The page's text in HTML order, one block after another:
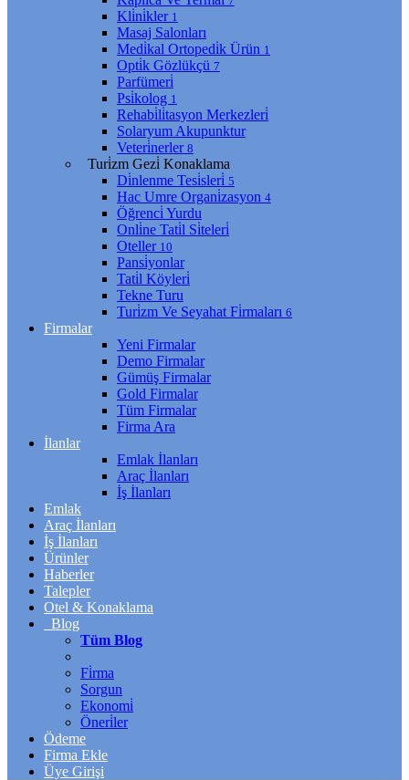
Kli̇ni̇kler 1
Masaj Salonları
Medi̇kal Ortopedi̇k Ürün 1
Opti̇k Gözlükçü 7
Parfümeri̇
Psi̇kolog 1
Rehabi̇li̇tasyon Merkezleri̇
Solaryum Akupunktur
Veteri̇nerler 8
Turi̇zm Gezi̇ Konaklama
Di̇nlenme Tesi̇sleri̇ 5
Hac Umre Organi̇zasyon 4
Öğrenci̇ Yurdu
Onli̇ne Tati̇l Si̇teleri̇
Oteller 10
Pansi̇yonlar
Tati̇l Köyleri̇
Tekne Turu
Turi̇zm Ve Seyahat Fi̇rmaları 6
Firmalar
Yeni Firmalar
Demo Firmalar
Gümüş Firmalar
Gold Firmalar
Tüm Firmalar
Firma Ara
İlanlar
Emlak İlanları
Araç İlanları
İş İlanları
Emlak
Araç İlanları
İş İlanları
Ürünler
Haberler
Talepler
Otel & Konaklama
Blog
Tüm Blog
Fi̇rma
Sorgun
Ekonomi̇
Öneri̇ler
Ödeme
Firma Ekle
Üye Girişi